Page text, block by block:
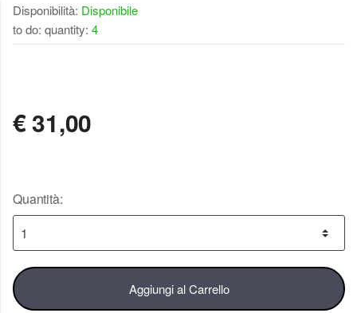
Disponibilità: Disponibile
to do: quantity: 4
€31,00
Quantità:
Aggiungi al Carrello